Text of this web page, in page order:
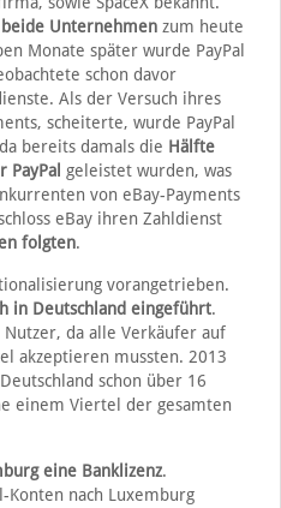
Unternehmenzum heute
Monate später wurde PayPal
schon davor
Als der Versuch ihres
scheiterte, wurde PayPal
bereits damals die Hälfte
PayPal geleistet wurden, was
von eBay-Payments
eBay ihren Zahldienst
folgten.
vorangetrieben.
in Deutschland eingeführt.
da alle Verkäufer auf
akzeptieren mussten. 2013
schon über 16
einem Viertel der gesamten
eine Banklizenz.
Konten nach Luxemburg